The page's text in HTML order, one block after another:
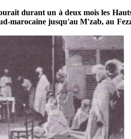
durant un à deux mois les
marocaine jusqu'au M'zab, au